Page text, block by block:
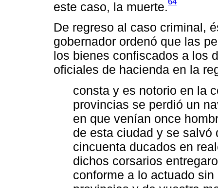
este caso, la muerte.
De regreso al caso criminal,
gobernador ordenó que las
los bienes confiscados a los
oficiales de hacienda en la
consta y es notorio en la
provincias se perdió un
en que venían once
de esta ciudad y se
cincuenta ducados en
dichos corsarios
conforme a lo actuado